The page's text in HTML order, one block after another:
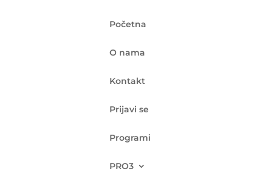
Početna
O nama
Kontakt
Prijavi se
Programi
PRO3